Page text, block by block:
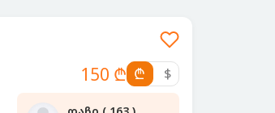
150 ₾ ₾ $